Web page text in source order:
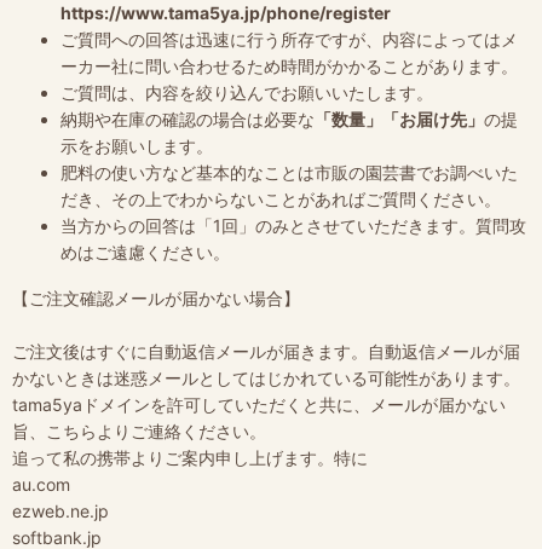
https://www.tama5ya.jp/phone/register
ご質問への回答は迅速に行う所存ですが、内容によってはメ
ーカー社に問い合わせるため時間がかかることがあります。
ご質問は、内容を絞り込んでお願いいたします。
納期や在庫の確認の場合は必要な 「数量」「お届け先」 の提
示をお願いします。
肥料の使い方など基本的なことは市販の園芸書でお調べいた
だき、その上でわからないことがあればご質問ください。
当方からの回答は「1回」のみとさせていただきます。質問攻
めはご遠慮ください。
【ご注文確認メールが届かない場合】
ご注文後はすぐに自動返信メールが届きます。自動返信メールが届
かないときは迷惑メールとしてはじかれている可能性があります。
tama5yaドメインを許可していただくと共に、メールが届かない
旨、こちらよりご連絡ください。
追って私の携帯よりご案内申し上げます。特に
au.com
ezweb.ne.jp
softbank.jp